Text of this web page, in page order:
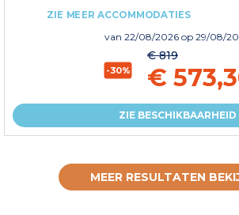
ZIE MEER ACCOMMODATIES
van 22/08/2026 op 29/08/
-30%
€ 819
€
ZIE BESCHIKBAARHEID
MEER RESULTATEN